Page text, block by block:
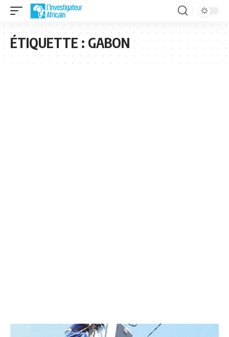
ÉTIQUETTE :GABON